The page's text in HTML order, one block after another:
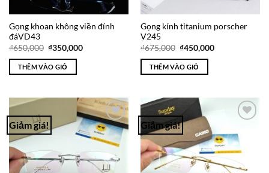
Gọng khoan không viền đính
đáVD43
₫650,000 Giá
là:
₫650,000.
₫350,000Giá
THÊM VÀO GIỎ
Gọng kính titanium porscher
V245
₫675,000 Giá
là:
₫675,000.
₫450,000Giá
THÊM VÀO GIỎ
Giảm giá!
Add to
Wishlist
Giảm giá!
Wishlist